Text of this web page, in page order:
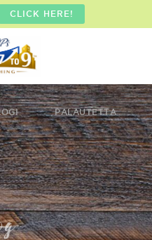
CLICK HERE!
PALAUTETTA